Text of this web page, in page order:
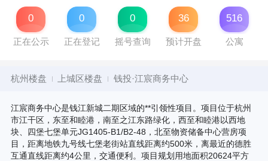
0
正在公示
0
正在登记
0
摇号查询
36
预计开盘
516
公寓
杭州楼盘 上城区楼盘 钱投·江宸商务中心
江宸商务中心是钱江新城二期区域的**引领性项目。项目位于杭州
市江干区，东至和睦港，南至之江东路绿化，西至和睦港以西地
块、四堡七堡单元JG1405-B1/B2-48，北至物资储备中心营房项
目，距离地铁九号线七堡老街站直线距离约500米，离最近的德胜
互通直线距离约4公里，交通便利。项目规划用地面积20624平方